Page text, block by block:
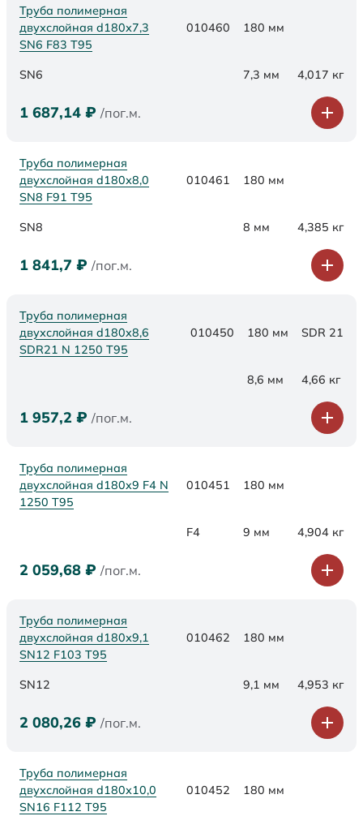
Труба полимерная
двухслойная d180х7,3
SN6 F83 Т95
010460 180 мм
SN6 7,3 мм 4,017 кг
1 687,14 ₽ /пог.м.
Труба полимерная
двухслойная d180х8,0
SN8 F91 Т95
010461 180 мм
SN8 8 мм 4,385 кг
1 841,7 ₽ /пог.м.
Труба полимерная
двухслойная d180x8,6
SDR21 N 1250 Т95
010450 180 мм SDR 21
8,6 мм 4,66 кг
1 957,2 ₽ /пог.м.
Труба полимерная
двухслойная d180x9 F4 N
1250 Т95
010451 180 мм
F4 9 мм 4,904 кг
2 059,68 ₽ /пог.м.
Труба полимерная
двухслойная d180х9,1
SN12 F103 Т95
010462 180 мм
SN12 9,1 мм 4,953 кг
2 080,26 ₽ /пог.м.
Труба полимерная
двухслойная d180х10,0
SN16 F112 Т95
010452 180 мм